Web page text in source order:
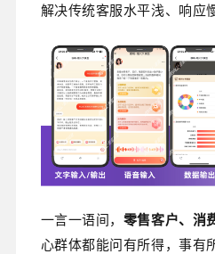
解决传统客服水平浅、响应
一言一语间， 零售客户、消
心群体都能问有所得，事有